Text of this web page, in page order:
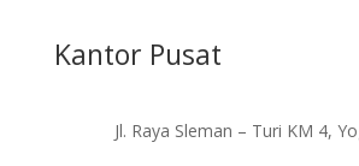
Kantor Pusat
Jl. Raya Sleman – Turi KM 4,